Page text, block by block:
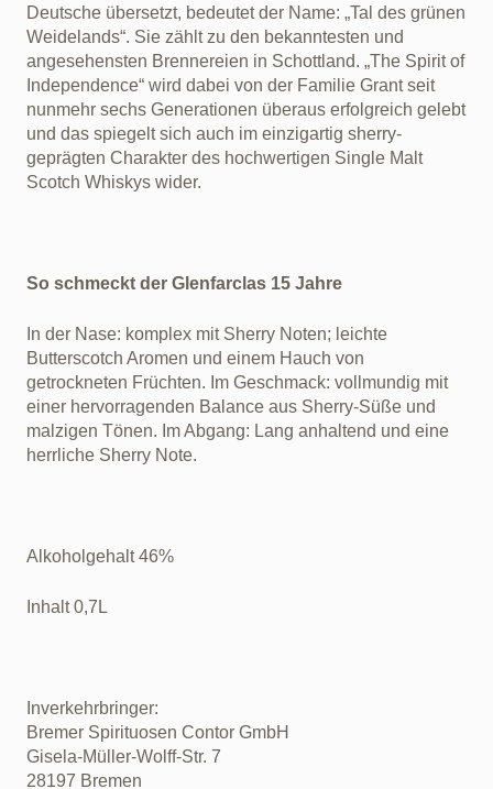
Deutsche übersetzt, bedeutet der Name: „Tal des grünen
Weidelands“. Sie zählt zu den bekanntesten und
angesehensten Brennereien in Schottland. „The Spirit of
Independence“ wird dabei von der Familie Grant seit
nunmehr sechs Generationen überaus erfolgreich gelebt
und das spiegelt sich auch im einzigartig sherry-
geprägten Charakter des hochwertigen Single Malt
Scotch Whiskys wider.
So schmeckt der Glenfarclas 15 Jahre
In der Nase: komplex mit Sherry Noten; leichte
Butterscotch Aromen und einem Hauch von
getrockneten Früchten.‎ Im Geschmack: vollmundig mit
einer hervorragenden Balance aus Sherry-Süße und
malzigen Tönen.‎ Im Abgang: ‎Lang anhaltend und eine
herrliche Sherry Note.
Alkoholgehalt 46%
Inhalt 0,7L
Inverkehrbringer:
Bremer Spirituosen Contor GmbH
Gisela-Müller-Wolff-Str. 7
28197 Bremen